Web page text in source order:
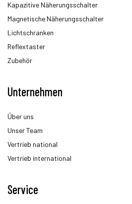
Kapazitive Näherungsschalter
Magnetische Näherungsschalter
Lichtschranken
Reflextaster
Zubehör
Unternehmen
Über uns
Unser Team
Vertrieb national
Vertrieb international
Service